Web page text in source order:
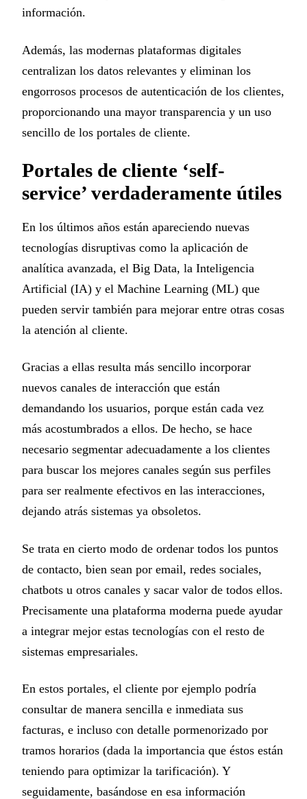
información.
Además, las modernas plataformas digitales
centralizan los datos relevantes y eliminan los
engorrosos procesos de autenticación de los clientes,
proporcionando una mayor transparencia y un uso
sencillo de los portales de cliente.
Portales de cliente ‘self-
service’ verdaderamente útiles
En los últimos años están apareciendo nuevas
tecnologías disruptivas como la aplicación de
analítica avanzada, el Big Data, la Inteligencia
Artificial (IA) y el Machine Learning (ML) que
pueden servir también para mejorar entre otras cosas
la atención al cliente.
Gracias a ellas resulta más sencillo incorporar
nuevos canales de interacción que están
demandando los usuarios, porque están cada vez
más acostumbrados a ellos. De hecho, se hace
necesario segmentar adecuadamente a los clientes
para buscar los mejores canales según sus perfiles
para ser realmente efectivos en las interacciones,
dejando atrás sistemas ya obsoletos.
Se trata en cierto modo de ordenar todos los puntos
de contacto, bien sean por email, redes sociales,
chatbots u otros canales y sacar valor de todos ellos.
Precisamente una plataforma moderna puede ayudar
a integrar mejor estas tecnologías con el resto de
sistemas empresariales.
En estos portales, el cliente por ejemplo podría
consultar de manera sencilla e inmediata sus
facturas, e incluso con detalle pormenorizado por
tramos horarios (dada la importancia que éstos están
teniendo para optimizar la tarificación). Y
seguidamente, basándose en esa información